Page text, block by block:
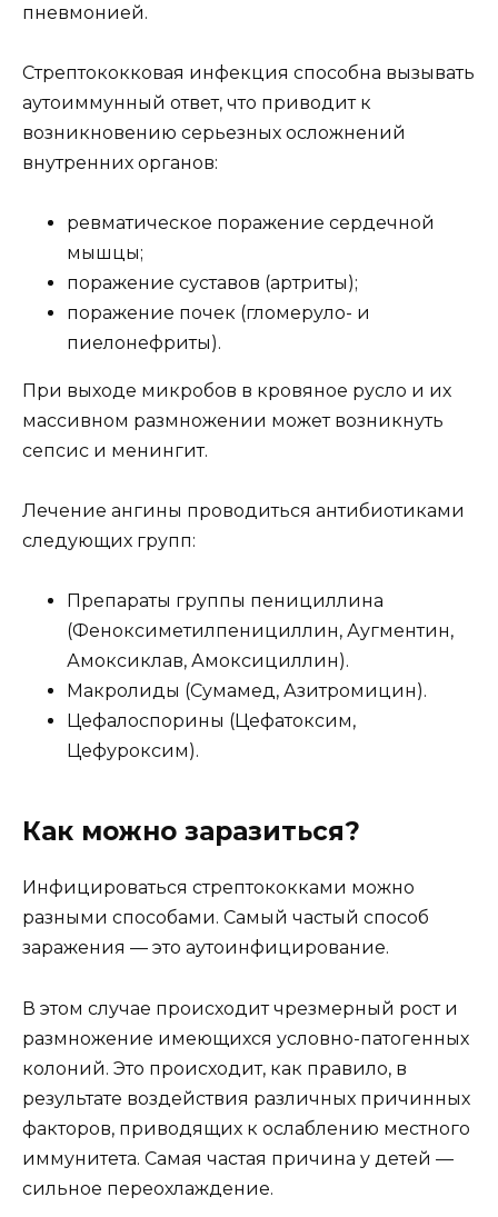
пневмонией.
Стрептококковая инфекция способна вызывать
аутоиммунный ответ, что приводит к
возникновению серьезных осложнений
внутренних органов:
ревматическое поражение сердечной
мышцы;
поражение суставов (артриты);
поражение почек (гломеруло- и
пиелонефриты).
При выходе микробов в кровяное русло и их
массивном размножении может возникнуть
сепсис и менингит.
Лечение ангины проводиться антибиотиками
следующих групп:
Препараты группы пенициллина
(Феноксиметилпенициллин, Аугментин,
Амоксиклав, Амоксициллин).
Макролиды (Сумамед, Азитромицин).
Цефалоспорины (Цефатоксим,
Цефуроксим).
Как можно заразиться?
Инфицироваться стрептококками можно
разными способами. Самый частый способ
заражения — это аутоинфицирование.
В этом случае происходит чрезмерный рост и
размножение имеющихся условно-патогенных
колоний. Это происходит, как правило, в
результате воздействия различных причинных
факторов, приводящих к ослаблению местного
иммунитета. Самая частая причина у детей —
сильное переохлаждение.